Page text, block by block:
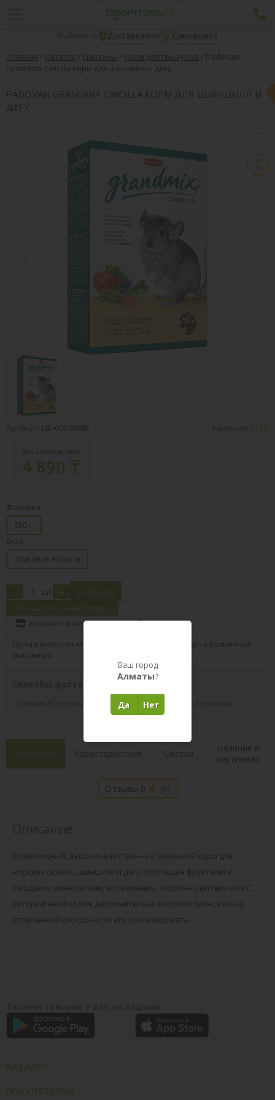
Выберите: Доставкаили
Самовывоз
Главная / Каталог / Грызуны / Корм для грызунов / Padovan
Grandmix Cincilla корм для шиншилл и дегу
PADOVAN GRANDMIX CINCILLA КОРМ ДЛЯ ШИНШИЛЛ И
ДЕГУ
Артикул: ЦБ-00018685 Наличие: Есть
Ваша клубная цена:
Фасовка
850 г.
Вкус
Злаковое ассорти
- шт + В корзину
Не нашли нужный товар?
Наличие в магазинах Поделиться
Цены в интернет-магазине могут отличаться от цен в розничных
магазинах.
Условия бесплатной доставки указаны в правой колонке
Описание Характеристики Состав
Наличие в
магазинах
Отзывы 0 (0)
Комплексный, высококачественный основной корм для
морских свинок, шиншилл и дегу. Обогащен фруктами и
овощами, минералами, витаминами, особенно витамином C,
который необходим дополнительно морской свинке из-за
утраченной способности его синтезировать.
Ваш город
Алматы?
Нет
Да